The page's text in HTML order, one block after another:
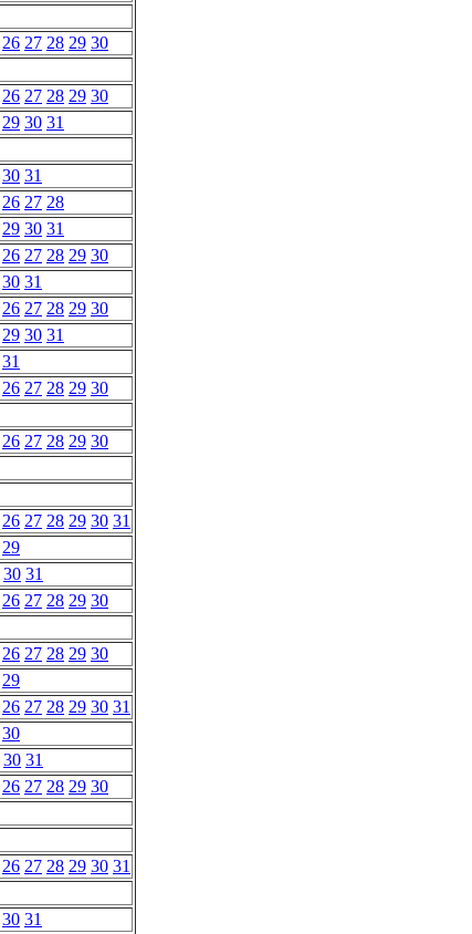
26 27 28 29 30
26 27 28 29 30
29 30 31
30 31
26 27 28
29 30 31
26 27 28 29 30
30 31
26 27 28 29 30
29 30 31
31
26 27 28 29 30
26 27 28 29 30
26 27 28 29 30 31
29
30 31
26 27 28 29 30
26 27 28 29 30
29
26 27 28 29 30 31
30
30 31
26 27 28 29 30
26 27 28 29 30 31
30 31